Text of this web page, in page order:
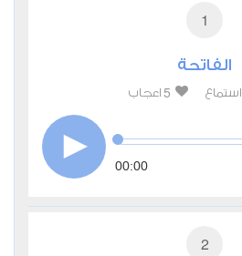
1
الفاتحة
استماع 5 اعجاب
00:00
2